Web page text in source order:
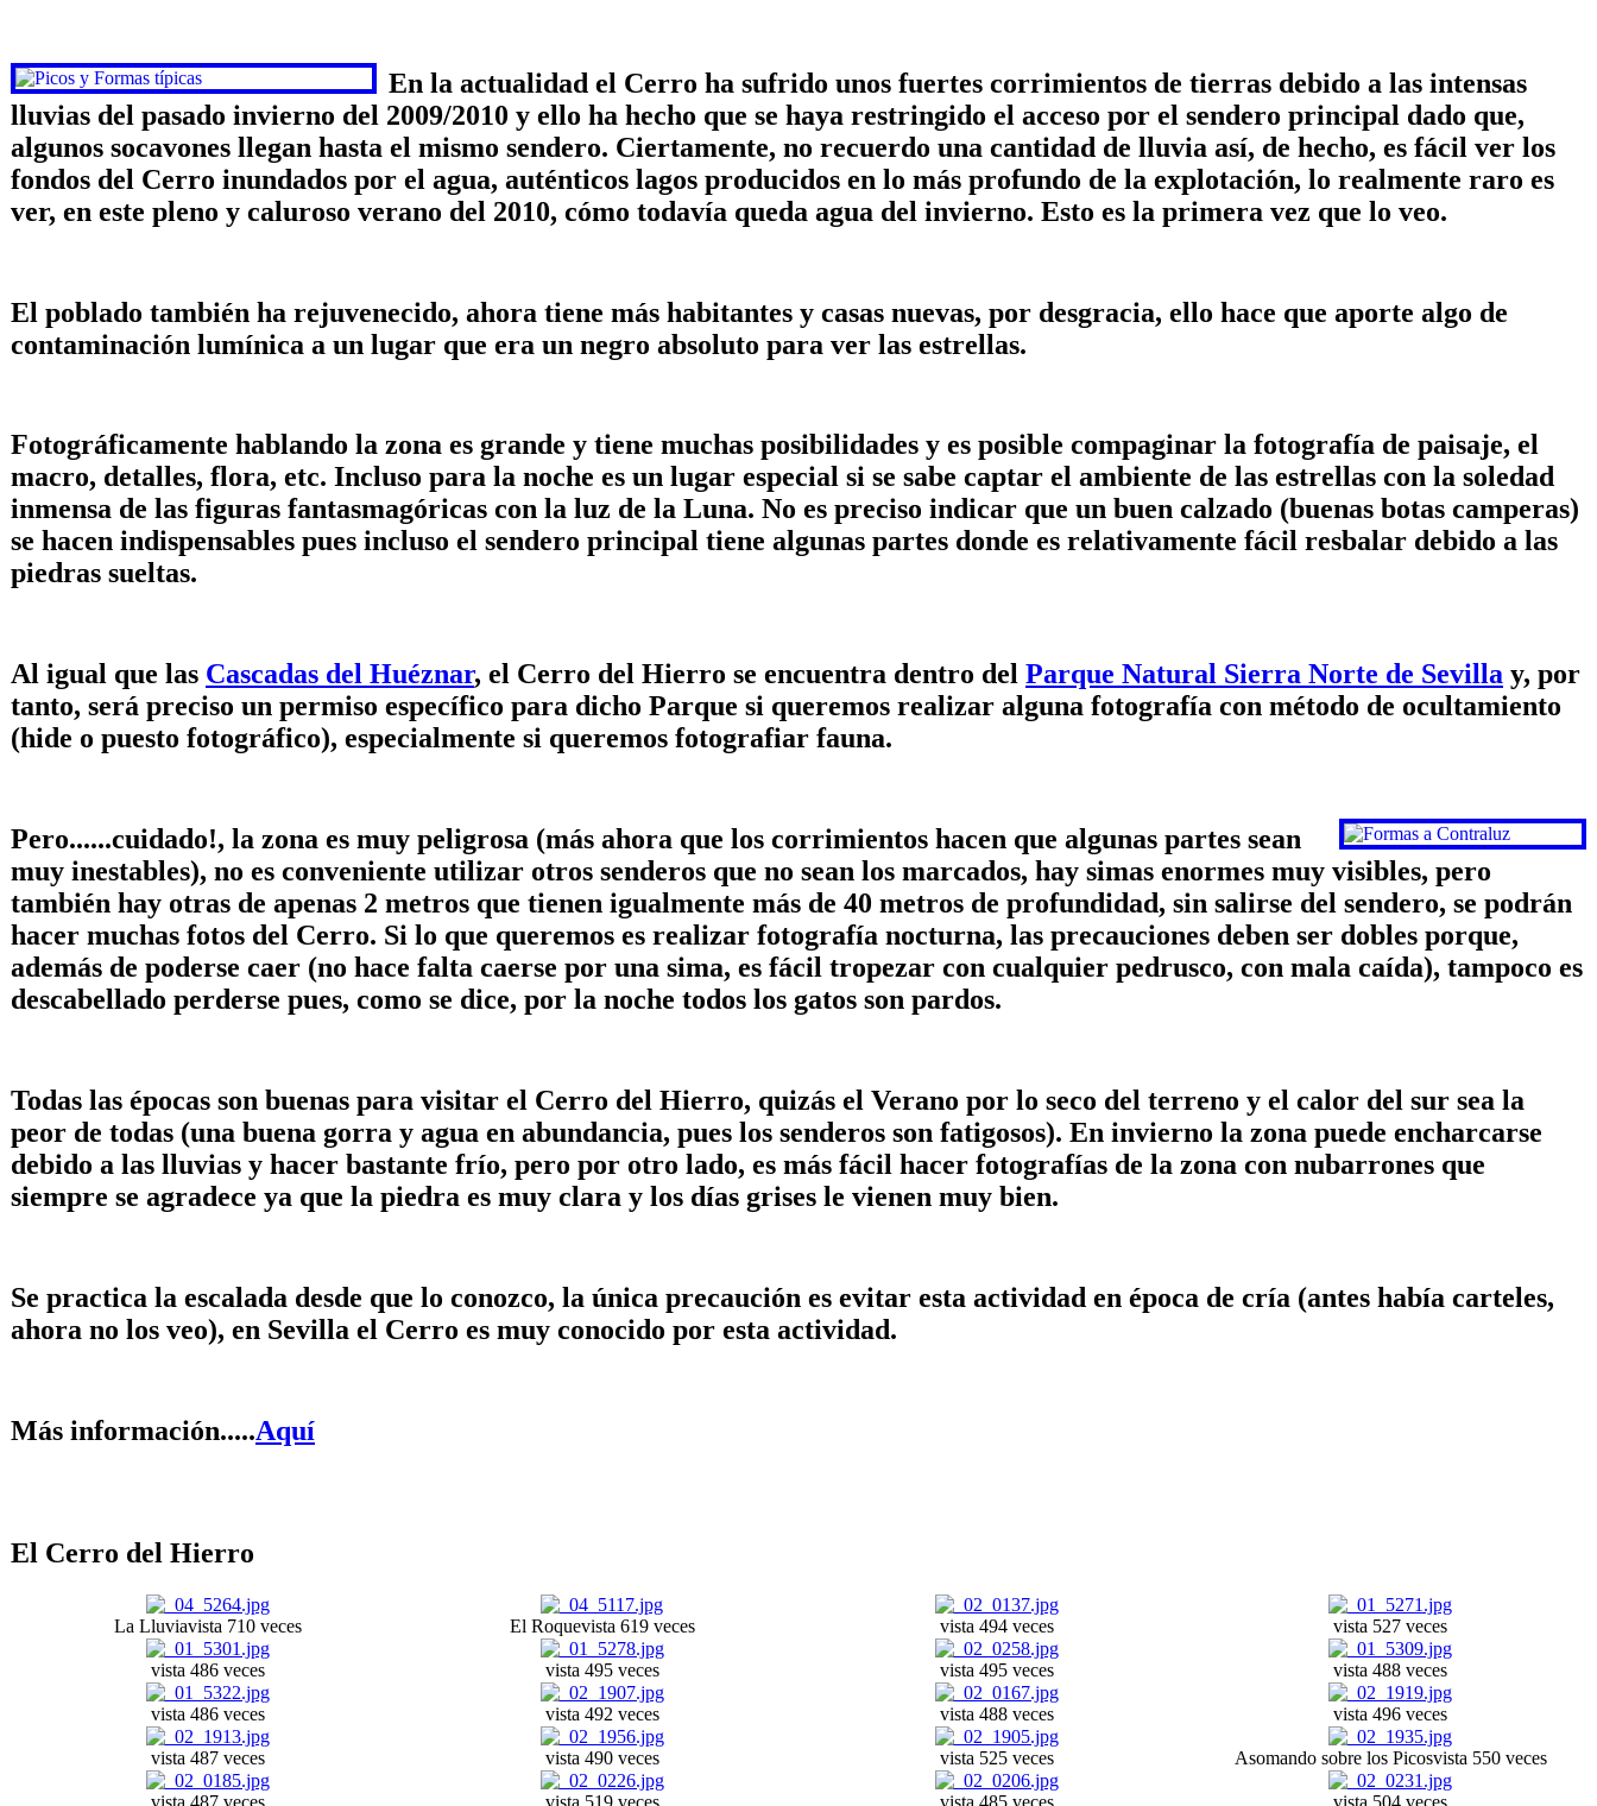
En la actualidad el Cerro ha sufrido unos fuertes corrimientos de tierras debido a las intensas
lluvias del pasado invierno del 2009/2010 y ello ha hecho que se haya restringido el acceso por el sendero principal dado que,
algunos socavones llegan hasta el mismo sendero. Ciertamente, no recuerdo una cantidad de lluvia así, de hecho, es fácil ver los
fondos del Cerro inundados por el agua, auténticos lagos producidos en lo más profundo de la explotación, lo realmente raro es
ver, en este pleno y caluroso verano del 2010, cómo todavía queda agua del invierno. Esto es la primera vez que lo veo.
El poblado también ha rejuvenecido, ahora tiene más habitantes y casas nuevas, por desgracia, ello hace que aporte algo de
contaminación lumínica a un lugar que era un negro absoluto para ver las estrellas.
Fotográficamente hablando la zona es grande y tiene muchas posibilidades y es posible compaginar la fotografía de paisaje, el
macro, detalles, flora, etc. Incluso para la noche es un lugar especial si se sabe captar el ambiente de las estrellas con la soledad
inmensa de las figuras fantasmagóricas con la luz de la Luna. No es preciso indicar que un buen calzado (buenas botas camperas)
se hacen indispensables pues incluso el sendero principal tiene algunas partes donde es relativamente fácil resbalar debido a las
piedras sueltas.
Al igual que las Cascadas del Huéznar, el Cerro del Hierro se encuentra dentro del Parque Natural Sierra Norte de Sevilla y, por
tanto, será preciso un permiso específico para dicho Parque si queremos realizar alguna fotografía con método de ocultamiento
(hide o puesto fotográfico), especialmente si queremos fotografiar fauna.
Pero......cuidado!, la zona es muy peligrosa (más ahora que los corrimientos hacen que algunas partes sean
muy inestables), no es conveniente utilizar otros senderos que no sean los marcados, hay simas enormes muy visibles, pero
también hay otras de apenas 2 metros que tienen igualmente más de 40 metros de profundidad, sin salirse del sendero, se podrán
hacer muchas fotos del Cerro. Si lo que queremos es realizar fotografía nocturna, las precauciones deben ser dobles porque,
además de poderse caer (no hace falta caerse por una sima, es fácil tropezar con cualquier pedrusco, con mala caída), tampoco es
descabellado perderse pues, como se dice, por la noche todos los gatos son pardos.
Todas las épocas son buenas para visitar el Cerro del Hierro, quizás el Verano por lo seco del terreno y el calor del sur sea la
peor de todas (una buena gorra y agua en abundancia, pues los senderos son fatigosos). En invierno la zona puede encharcarse
debido a las lluvias y hacer bastante frío, pero por otro lado, es más fácil hacer fotografías de la zona con nubarrones que
siempre se agradece ya que la piedra es muy clara y los días grises le vienen muy bien.
Se practica la escalada desde que lo conozco, la única precaución es evitar esta actividad en época de cría (antes había carteles,
ahora no los veo), en Sevilla el Cerro es muy conocido por esta actividad.
Más información.....Aquí
El Cerro del Hierro
La Lluviavista 710 veces El Roquevista 619 veces vista 494 veces vista 527 veces
vista 486 veces vista 495 veces vista 495 veces vista 488 veces
vista 486 veces vista 492 veces vista 488 veces vista 496 veces
vista 487 veces vista 490 veces vista 525 veces Asomando sobre los Picosvista 550 veces
vista 487 veces vista 519 veces vista 485 veces vista 504 veces